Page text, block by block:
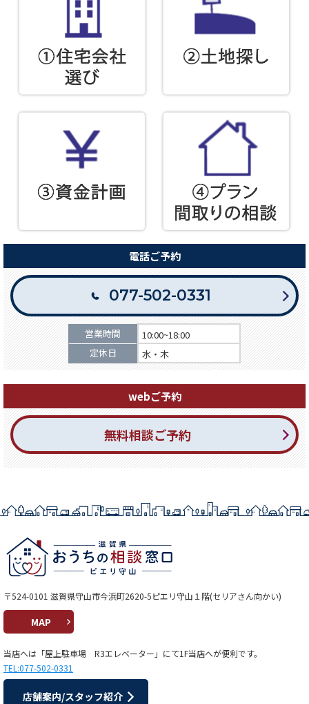
電話ご予約
077-502-0331
営業時間
10:00~18:00
定休日
水・木
webご予約
無料相談ご予約
〒524-0101 滋賀県守山市今浜町2620-5ピエリ守山１階(セリアさん向かい)
MAP
当店へは「屋上駐車場 R3エレベーター」にて1F当店へが便利です。
TEL:077-502-0331
店舗案内/スタッフ紹介